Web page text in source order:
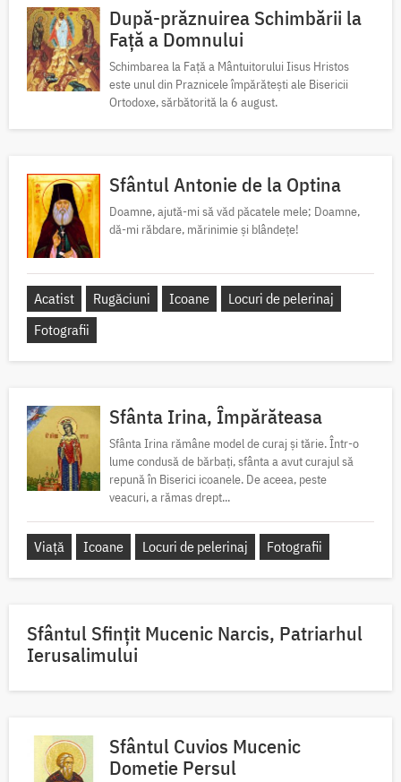
După-prăznuirea Schimbării la
Față a Domnului
Schimbarea la Față a Mântuitorului Iisus Hristos
este unul din Praznicele împărătești ale Bisericii
Ortodoxe, sărbătorită la 6 august.
Sfântul Antonie de la Optina
Doamne, ajută-mi să văd păcatele mele; Doamne,
dă-mi răbdare, mărinimie şi blândeţe!
Acatist Rugăciuni Icoane
Locuri de pelerinaj
Fotografii
Sfânta Irina, Împărăteasa
Sfânta Irina rămâne model de curaj și tărie. Într-o
lume condusă de bărbați, sfânta a avut curajul să
repună în Biserici icoanele. De aceea, peste
veacuri, a rămas drept...
Viață Icoane Locuri de pelerinaj Fotografii
Sfântul Sfinţit Mucenic Narcis, Patriarhul
Ierusalimului
Sfântul Cuvios Mucenic
Dometie Persul